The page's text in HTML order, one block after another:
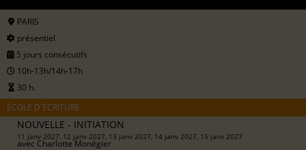
PARIS
présentiel
5 jours consécutifs
10h-13h/14h-17h
30 h.
ÉCOLE D'ÉCRITURE
NOUVELLE - INITIATION
11 janv 2027, 12 janv 2027, 13 janv 2027, 14 janv 2027, 15 janv 2027
avec Charlotte Monégier